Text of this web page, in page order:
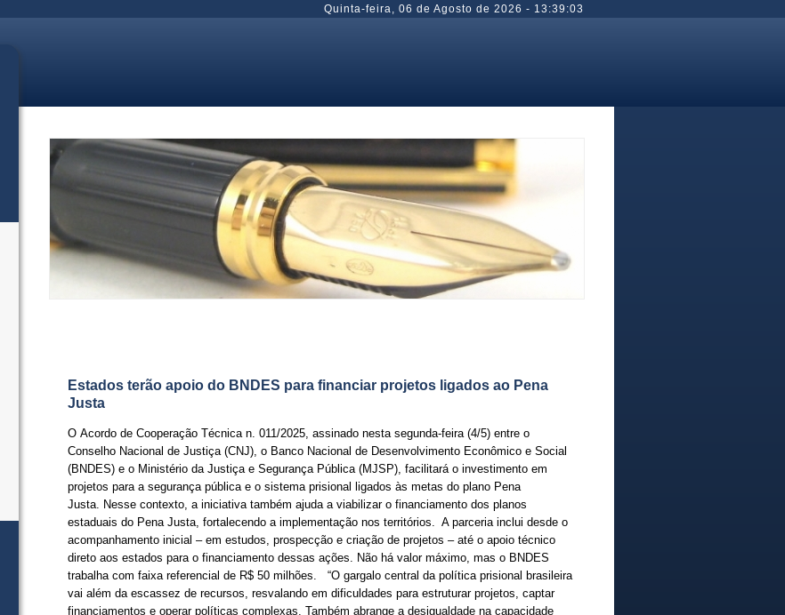
Quinta-feira, 06 de Agosto de 2026 - 13:39:03
Estados terão apoio do BNDES para financiar projetos ligados ao Pena
Justa
O Acordo de Cooperação Técnica n. 011/2025, assinado nesta segunda-feira (4/5) entre o
Conselho Nacional de Justiça (CNJ), o Banco Nacional de Desenvolvimento Econômico e Social
(BNDES) e o Ministério da Justiça e Segurança Pública (MJSP), facilitará o investimento em
projetos para a segurança pública e o sistema prisional ligados às metas do plano Pena
Justa. Nesse contexto, a iniciativa também ajuda a viabilizar o financiamento dos planos
estaduais do Pena Justa, fortalecendo a implementação nos territórios. A parceria inclui desde o
acompanhamento inicial – em estudos, prospecção e criação de projetos – até o apoio técnico
direto aos estados para o financiamento dessas ações. Não há valor máximo, mas o BNDES
trabalha com faixa referencial de R$ 50 milhões. “O gargalo central da política prisional brasileira
vai além da escassez de recursos, resvalando em dificuldades para estruturar projetos, captar
financiamentos e operar políticas complexas. Também abrange a desigualdade na capacidade